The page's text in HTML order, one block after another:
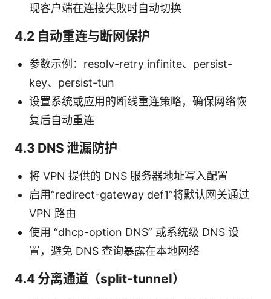
现客户端在连接失败时自动切换
4.2 自动重连与断网保护
参数示例：resolv-retry infinite、persist-
key、persist-tun
设置系统或应用的断线重连策略，确保网络恢
复后自动重连
4.3 DNS 泄漏防护
将 VPN 提供的 DNS 服务器地址写入配置
启用“redirect-gateway def1”将默认网关通过
VPN 路由
使用 “dhcp-option DNS” 或系统级 DNS 设
置，避免 DNS 查询暴露在本地网络
4.4 分离通道（split-tunnel）